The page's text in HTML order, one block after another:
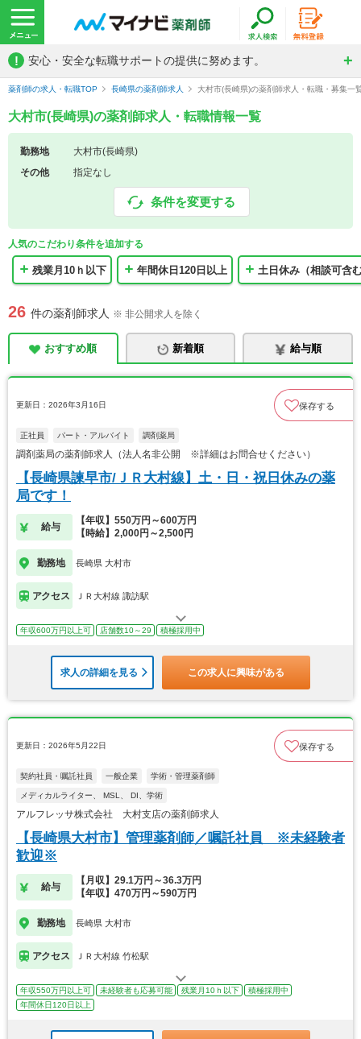
! 安心・安全な転職サポートの提供に努めます。
薬剤師の求人・転職TOP 長崎県の薬剤師求人 大村市(長崎県)の薬剤師求人・転職・募集一
大村市(長崎県)の薬剤師求人・転職情報一覧
勤務地
大村市(長崎県)
その他
指定なし
条件を変更する
人気のこだわり条件を追加する
残業月10ｈ以下 年間休日120日以上 土日休み（相談可含
26 件の薬剤師求人 ※ 非公開求人を除く
おすすめ順 新着順 給与順
更新日：2026年3月16日 保存する
正社員 パート・アルバイト 調剤薬局
調剤薬局の薬剤師求人（法人名非公開 ※詳細はお問合せください）
【長崎県諫早市/ＪＲ大村線】土・日・祝日休みの薬
局です！
給与
【年収】550万円～600万円
【時給】2,000円～2,500円
勤務地 長崎県 大村市
アクセス ＪＲ大村線 諏訪駅
年収600万円以上可 店舗数10～29 積極採用中
求人の詳細を見る この求人に興味がある
更新日：2026年5月22日 保存する
契約社員・嘱託社員 一般企業 学術・管理薬剤師
メディカルライター、 MSL、 DI、学術
アルフレッサ株式会社 大村支店の薬剤師求人
【長崎県大村市】管理薬剤師／嘱託社員 ※未経験者
歓迎※
給与
【月収】29.1万円～36.3万円
【年収】470万円～590万円
勤務地 長崎県 大村市
アクセス ＪＲ大村線 竹松駅
年収550万円以上可 未経験者も応募可能 残業月10ｈ以下
積極採用中
年間休日120日以上